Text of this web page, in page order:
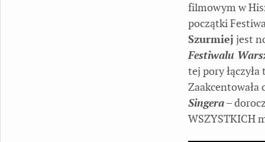
filmowym w
początki
Szurmiej jest
Festiwalu
tej pory
Singera–
WSZYSTKICH